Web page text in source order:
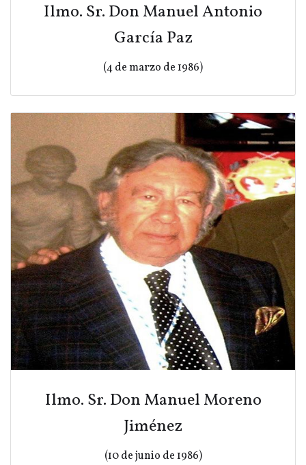
Ilmo. Sr. Don Manuel Antonio
García Paz
(4 de marzo de 1986)
Ilmo. Sr. Don Manuel Moreno
Jiménez
(10 de junio de 1986)